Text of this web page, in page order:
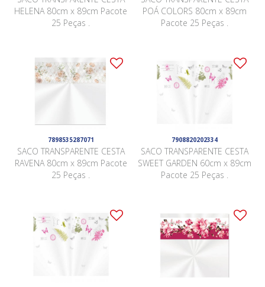
HELENA 80cm x 89cm Pacote
25 Peças .
POÁ COLORS 80cm x 89cm
Pacote 25 Peças .
7898535287071
SACO TRANSPARENTE CESTA
RAVENA 80cm x 89cm Pacote
25 Peças .
7908820202334
SACO TRANSPARENTE CESTA
SWEET GARDEN 60cm x 89cm
Pacote 25 Peças .